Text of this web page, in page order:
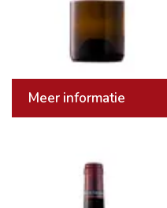
Meer informatie